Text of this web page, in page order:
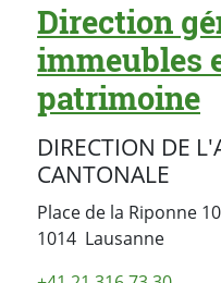
Direction
immeubles
patrimoine
DIRECTION DE
CANTONALE
Place de la Riponne 10
1014 LausanneSuisse